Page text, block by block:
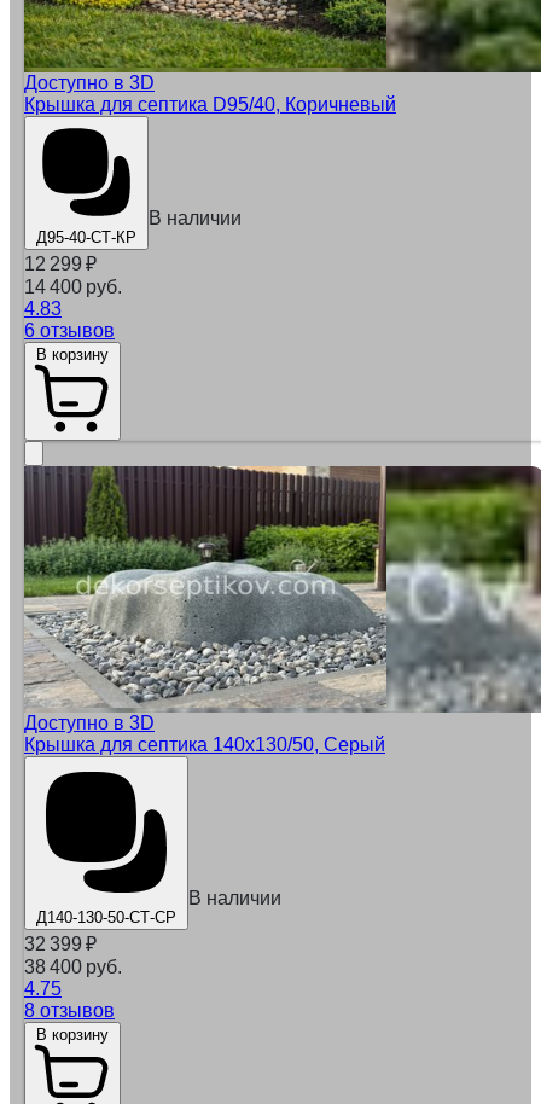
Доступно в 3D
Крышка для септика D95/40, Коричневый
Д95-40-СТ-КР
В наличии
12 299 ₽
14 400 руб.
4.83
6 отзывов
Доступно в 3D
Крышка для септика 140x130/50, Серый
Д140-130-50-СТ-СР
В наличии
32 399 ₽
38 400 руб.
4.75
8 отзывов